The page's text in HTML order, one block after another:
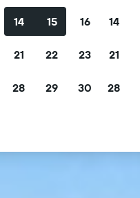
14 15 16
21 22 23
28 29 30
14
21
28